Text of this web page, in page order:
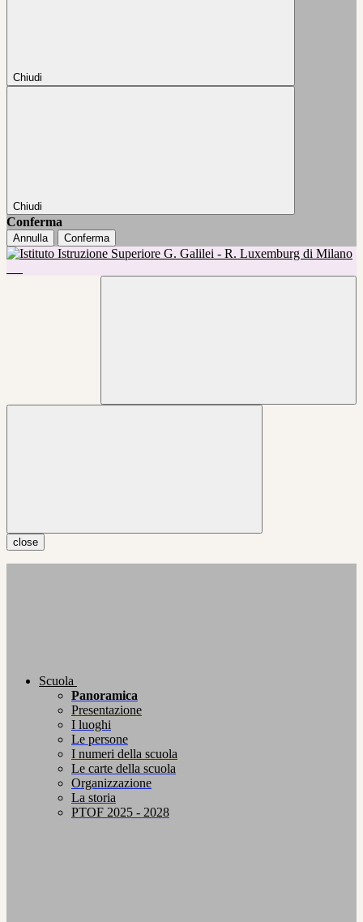
Chiudi
Chiudi
Conferma
Annulla Conferma
close
Scuola
Panoramica
Presentazione
I luoghi
Le persone
I numeri della scuola
Le carte della scuola
Organizzazione
La storia
PTOF 2025 - 2028